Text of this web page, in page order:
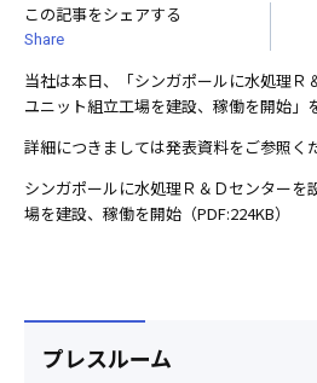
この記事をシェアする
Share
当社は本日、「シンガポールに水処理Ｒ
ユニット組立工場を建設、稼働を開始」
詳細につきましては発表資料をご参照く
シンガポールに水処理Ｒ＆Ｄセンターを
場を建設、稼働を開始（PDF:224KB）
プレスルーム